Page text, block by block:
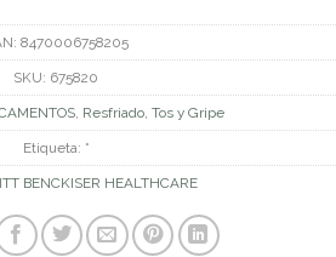
8470006758205
SKU: 675820
, Resfriado, Tos y Gripe
Etiqueta: *
BENCKISER HEALTHCARE